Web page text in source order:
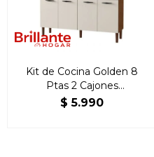
Kit de Cocina Golden 8
Ptas 2 Cajones
Nogueira/Off White
$ 5.990